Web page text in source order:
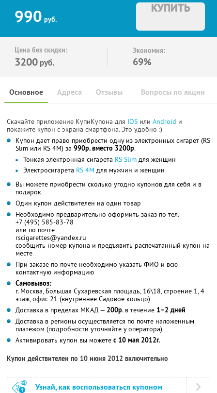
990 руб.
КУПИТЬ
Цена без скидки:
3200 руб.
Экономия:
69%
Основное Отзывы Вопросы по акции
Адреса
Скачайте приложение КупиКупона для IOS или Android и
покажите купон с экрана смартфона. Это удобно :)
Купон дает право приобрести одну из электронных сигарет (RS
Slim или RS 4M) за 990р. вместо 3200р.
Тонкая электронная сигарета RS Slim для женщин
Электросигарета RS 4M для мужчин и женщин
Вы можете приобрести сколько угодно купонов для себя и в
подарок
Один купон действителен на один товар
Необходимо предварительно оформить заказ по тел.
+7 (495) 585-83-78
или по почте
rscigarettes@yandex.ru
сообщить номер купона и предъявить распечатанный купон на
месте
При заказе по почте необходимо указать ФИО и всю
контактную информацию
Самовывоз:
г. Москва, Большая Сухаревская площадь, 16\18, строение 1, 4
этаж, офис 21 (внутреннее Садовое кольцо)
Доставка в пределах МКАД — 200р. в течение 1–2 дней
Доставка в регионы осуществляется по почте наложенным
платежом (подробности уточняйте у оператора)
Активировать купон вы можете с 10 мая 2012г.
Купон действителен по 10 июня 2012 включительно
Узнай, как воспользоваться купоном